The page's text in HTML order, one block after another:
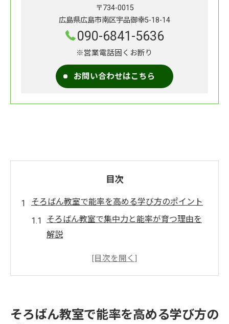
〒734-0015
広島県広島市南区宇品御幸5-18-14
090-6841-5636
※営業電話固くお断り
お問い合わせはこちら
目次
そろばん教室で能率を高める学び方のポイント
そろばん教室で集中力と能率が育つ理由を
解説
広島市のそろばん教室選びと能率向上の関
そろばん教室で身につく学習習慣と能率ア
そろばん教室で能率を高める学び方の